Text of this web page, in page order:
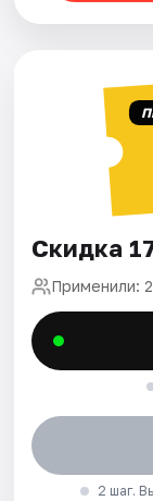
Скидка
Применили:
2 шаг.